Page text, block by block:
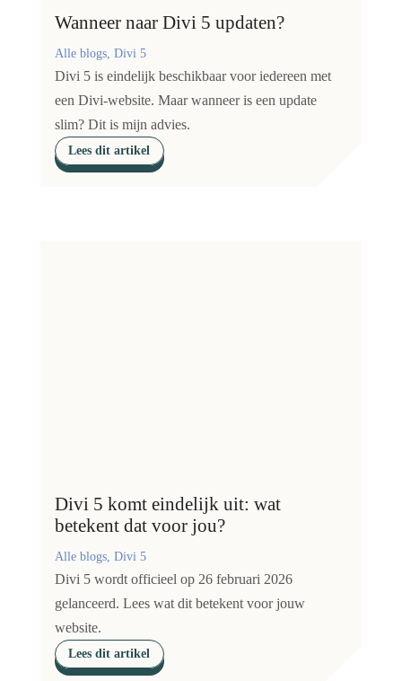
Wanneer naar Divi 5 updaten?
Alle blogs, Divi 5
Divi 5 is eindelijk beschikbaar voor iedereen met
een Divi-website. Maar wanneer is een update
slim? Dit is mijn advies.
Lees dit artikel
Divi 5 komt eindelijk uit: wat
betekent dat voor jou?
Alle blogs, Divi 5
Divi 5 wordt officieel op 26 februari 2026
gelanceerd. Lees wat dit betekent voor jouw
website.
Lees dit artikel